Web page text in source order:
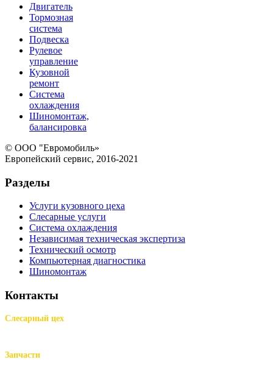
Двигатель
Тормозная
система
Подвеска
Рулевое
управление
Кузовной
ремонт
Система
охлаждения
Шиномонтаж,
балансировка
© ООО "Евромобиль»
Европейский сервис, 2016-2021
Разделы
Услуги кузовного цеха
Слесарные услуги
Система охлаждения
Независимая техническая экспертиза
Технический осмотр
Компьютерная диагностика
Шиномонтаж
Контакты
Слесарный цех
Запчасти